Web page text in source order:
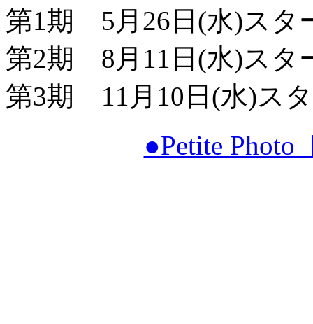
第1期 5月26日(水)スタ
第2期 8月11日(水)スタ
第3期 11月10日(水)ス
●Petite